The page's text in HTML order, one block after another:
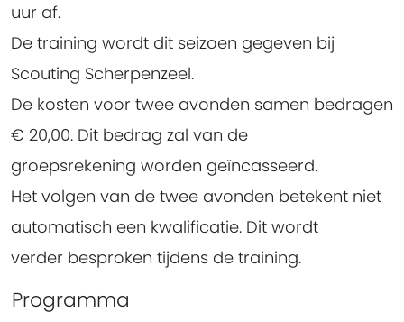
uur af.
De training wordt dit seizoen gegeven bij
Scouting Scherpenzeel.
De kosten voor twee avonden samen bedragen
€ 20,00. Dit bedrag zal van de
groepsrekening worden geïncasseerd.
Het volgen van de twee avonden betekent niet
automatisch een kwalificatie. Dit wordt
verder besproken tijdens de training.
Programma